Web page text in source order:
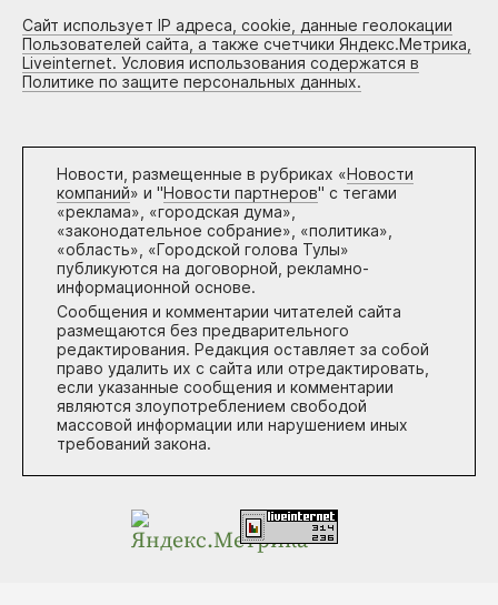
Сайт использует IP адреса, cookie, данные геолокации
Пользователей сайта, а также счетчики Яндекс.Метрика,
Liveinternet. Условия использования содержатся в
Политике по защите персональных данных.
Новости, размещенные в рубриках «Новости
компаний» и "Новости партнеров" с тегами
«реклама», «городская дума»,
«законодательное собрание», «политика»,
«область», «Городской голова Тулы»
публикуются на договорной, рекламно-
информационной основе.
Сообщения и комментарии читателей сайта
размещаются без предварительного
редактирования. Редакция оставляет за собой
право удалить их с сайта или отредактировать,
если указанные сообщения и комментарии
являются злоупотреблением свободой
массовой информации или нарушением иных
требований закона.